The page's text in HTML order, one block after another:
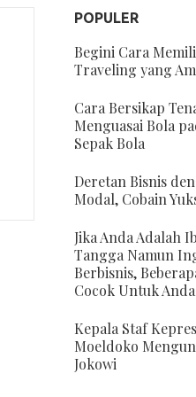
POPULER
Begini Cara
Traveling yang
Cara Bersikap
Menguasai Bola
Sepak Bola
Deretan Bisnis
Modal, Cobain
Jika Anda Adalah
Tangga Namun
Berbisnis,
Cocok Untuk Anda
Kepala Staf
Moeldoko
Jokowi